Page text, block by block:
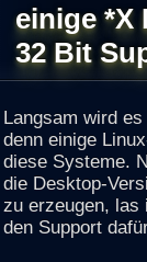
einige *X
32 Bit
Langsam wird
denn einige
diese Systeme.
die Desktop-
zu erzeugen, las
den Support